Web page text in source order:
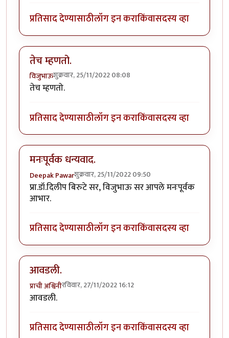
प्रतिसाद देण्यासाठीलॉग इन कराकिंवासदस्य व्हा
तेच म्हणतो.
विजुभाऊशुक्रवार, 25/11/2022 08:08
तेच म्हणतो.
प्रतिसाद देण्यासाठीलॉग इन कराकिंवासदस्य व्हा
मनःपूर्वक धन्यवाद.
Deepak Pawarशुक्रवार, 25/11/2022 09:50
प्रा.डॉ.दिलीप बिरुटे सर, विजुभाऊ सर आपले मनःपूर्वक
आभार.
प्रतिसाद देण्यासाठीलॉग इन कराकिंवासदस्य व्हा
आवडली.
प्राची अश्विनीरविवार, 27/11/2022 16:12
आवडली.
प्रतिसाद देण्यासाठीलॉग इन कराकिंवासदस्य व्हा